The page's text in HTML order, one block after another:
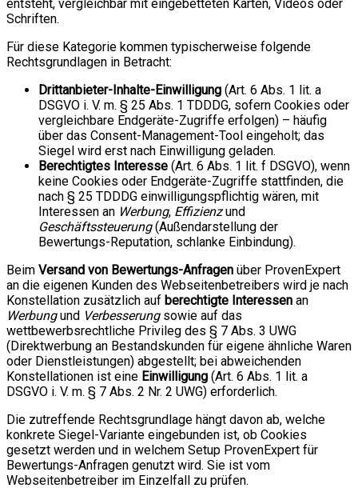
entsteht, vergleichbar mit eingebetteten Karten, Videos oder
Schriften.
Für diese Kategorie kommen typischerweise folgende
Rechtsgrundlagen in Betracht:
Drittanbieter-Inhalte-Einwilligung (Art. 6 Abs. 1 lit. a
DSGVO i. V. m. § 25 Abs. 1 TDDDG, sofern Cookies oder
vergleichbare Endgeräte-Zugriffe erfolgen) – häufig
über das Consent-Management-Tool eingeholt; das
Siegel wird erst nach Einwilligung geladen.
Berechtigtes Interesse (Art. 6 Abs. 1 lit. f DSGVO), wenn
keine Cookies oder Endgeräte-Zugriffe stattfinden, die
nach § 25 TDDDG einwilligungspflichtig wären, mit
Interessen an Werbung, Effizienzund
Geschäftssteuerung(Außendarstellung der
Bewertungs-Reputation, schlanke Einbindung).
Beim Versand von Bewertungs-Anfragen über ProvenExpert
an die eigenen Kunden des Webseitenbetreibers wird je nach
Konstellation zusätzlich auf berechtigte Interessen an
Werbungund Verbesserungsowie auf das
wettbewerbsrechtliche Privileg des § 7 Abs. 3 UWG
(Direktwerbung an Bestandskunden für eigene ähnliche Waren
oder Dienstleistungen) abgestellt; bei abweichenden
Konstellationen ist eine Einwilligung (Art. 6 Abs. 1 lit. a
DSGVO i. V. m. § 7 Abs. 2 Nr. 2 UWG) erforderlich.
Die zutreffende Rechtsgrundlage hängt davon ab, welche
konkrete Siegel-Variante eingebunden ist, ob Cookies
gesetzt werden und in welchem Setup ProvenExpert für
Bewertungs-Anfragen genutzt wird. Sie ist vom
Webseitenbetreiber im Einzelfall zu prüfen.